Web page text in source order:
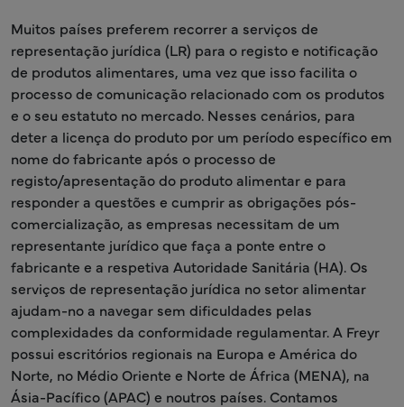
Muitos países preferem recorrer a serviços de
representação jurídica (LR) para o registo e notificação
de produtos alimentares, uma vez que isso facilita o
processo de comunicação relacionado com os produtos
e o seu estatuto no mercado. Nesses cenários, para
deter a licença do produto por um período específico em
nome do fabricante após o processo de
registo/apresentação do produto alimentar e para
responder a questões e cumprir as obrigações pós-
comercialização, as empresas necessitam de um
representante jurídico que faça a ponte entre o
fabricante e a respetiva Autoridade Sanitária (HA). Os
serviços de representação jurídica no setor alimentar
ajudam-no a navegar sem dificuldades pelas
complexidades da conformidade regulamentar. A Freyr
possui escritórios regionais na Europa e América do
Norte, no Médio Oriente e Norte de África (MENA), na
Ásia-Pacífico (APAC) e noutros países. Contamos